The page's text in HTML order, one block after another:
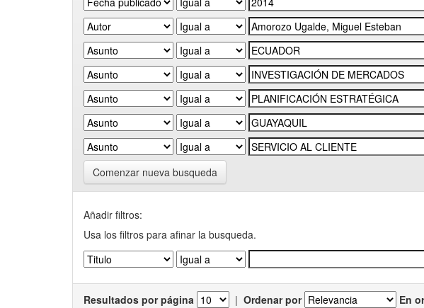
Comenzar nueva busqueda
Añadir filtros:
Usa los filtros para afinar la busqueda.
Resultados por página | Ordenar por En